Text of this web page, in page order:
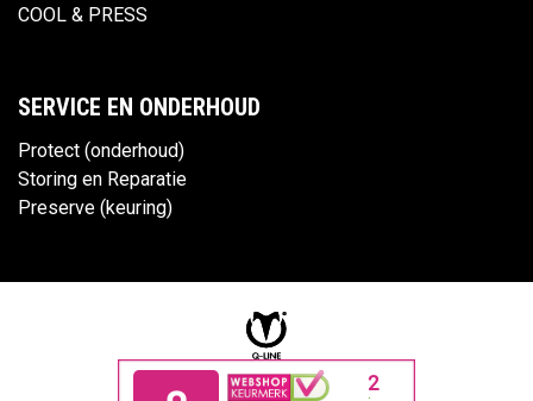
COOL & PRESS
SERVICE EN ONDERHOUD
Protect (onderhoud)
Storing en Reparatie
Preserve (keuring)